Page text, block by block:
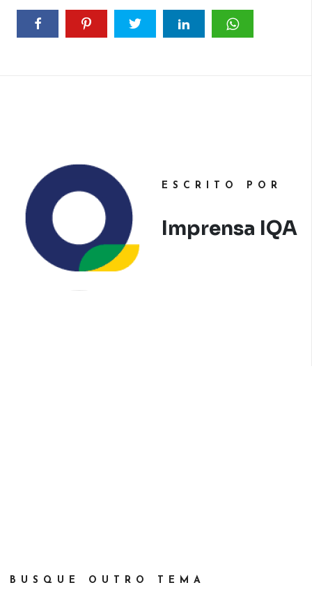
ESCRITO POR
Imprensa IQA
BUSQUE OUTRO TEMA